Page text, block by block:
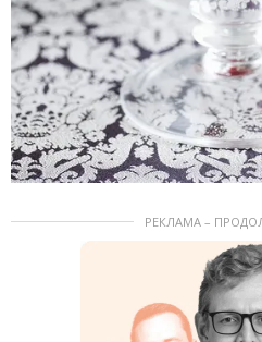
РЕКЛАМА –